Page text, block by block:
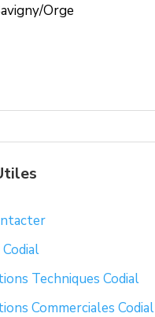
Orge
Techniques Codial
Commerciales Codial